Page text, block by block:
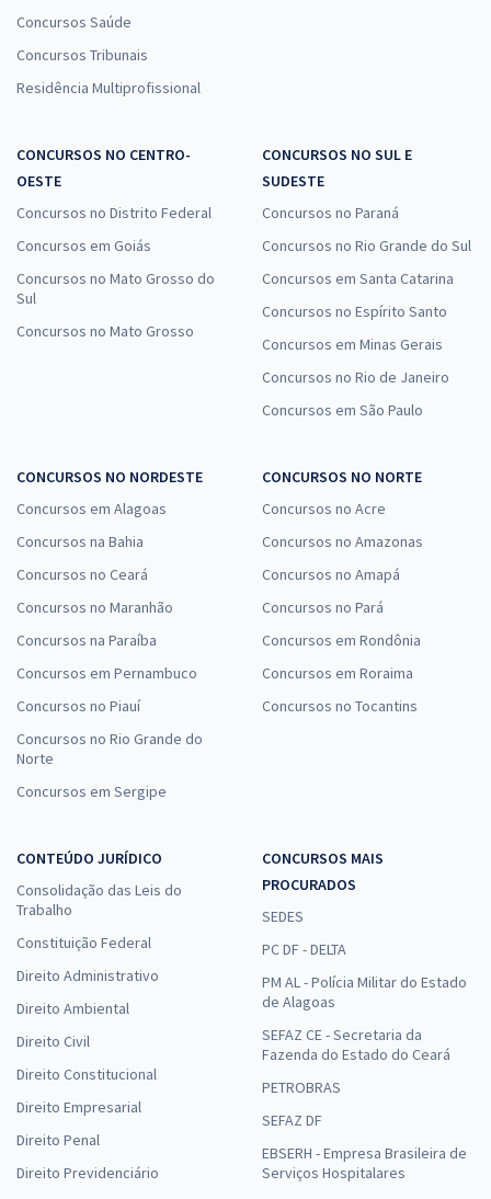
Concursos Saúde
Concursos Tribunais
Residência Multiprofissional
CONCURSOS NO CENTRO-
OESTE
Concursos no Distrito Federal
Concursos em Goiás
Concursos no Mato Grosso do
Sul
Concursos no Mato Grosso
CONCURSOS NO SUL E
SUDESTE
Concursos no Paraná
Concursos no Rio Grande do Sul
Concursos em Santa Catarina
Concursos no Espírito Santo
Concursos em Minas Gerais
Concursos no Rio de Janeiro
Concursos em São Paulo
CONCURSOS NO NORDESTE
Concursos em Alagoas
Concursos na Bahia
Concursos no Ceará
Concursos no Maranhão
Concursos na Paraíba
Concursos em Pernambuco
Concursos no Piauí
Concursos no Rio Grande do
Norte
Concursos em Sergipe
CONCURSOS NO NORTE
Concursos no Acre
Concursos no Amazonas
Concursos no Amapá
Concursos no Pará
Concursos em Rondônia
Concursos em Roraima
Concursos no Tocantins
CONTEÚDO JURÍDICO
Consolidação das Leis do
Trabalho
Constituição Federal
Direito Administrativo
Direito Ambiental
Direito Civil
Direito Constitucional
Direito Empresarial
Direito Penal
Direito Previdenciário
CONCURSOS MAIS
PROCURADOS
SEDES
PC DF - DELTA
PM AL - Polícia Militar do Estado
de Alagoas
SEFAZ CE - Secretaria da
Fazenda do Estado do Ceará
PETROBRAS
SEFAZ DF
EBSERH - Empresa Brasileira de
Serviços Hospitalares